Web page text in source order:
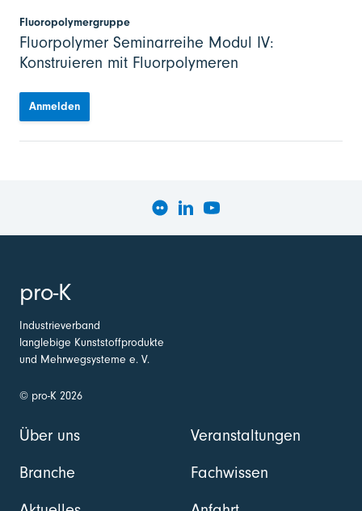
Fluoropolymergruppe
Fluorpolymer Seminarreihe Modul IV:
Konstruieren mit Fluorpolymeren
Anmelden
pro-K
Industrieverband
langlebige Kunststoffprodukte
und Mehrwegsysteme e. V.
© pro-K 2026
Über uns
Branche
Veranstaltungen
Fachwissen